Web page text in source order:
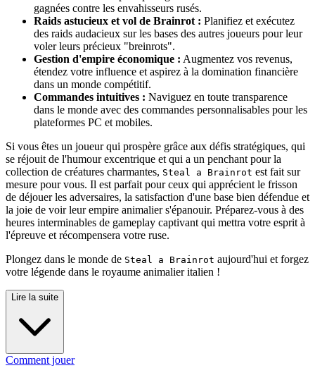
gagnées contre les envahisseurs rusés.
Raids astucieux et vol de Brainrot : Planifiez et exécutez
des raids audacieux sur les bases des autres joueurs pour leur
voler leurs précieux "breinrots".
Gestion d'empire économique : Augmentez vos revenus,
étendez votre influence et aspirez à la domination financière
dans un monde compétitif.
Commandes intuitives : Naviguez en toute transparence
dans le monde avec des commandes personnalisables pour les
plateformes PC et mobiles.
Si vous êtes un joueur qui prospère grâce aux défis stratégiques, qui
se réjouit de l'humour excentrique et qui a un penchant pour la
collection de créatures charmantes, Steal a Brainrot est fait sur
mesure pour vous. Il est parfait pour ceux qui apprécient le frisson
de déjouer les adversaires, la satisfaction d'une base bien défendue et
la joie de voir leur empire animalier s'épanouir. Préparez-vous à des
heures interminables de gameplay captivant qui mettra votre esprit à
l'épreuve et récompensera votre ruse.
Plongez dans le monde de Steal a Brainrot aujourd'hui et forgez
votre légende dans le royaume animalier italien !
Lire la suite
Comment jouer